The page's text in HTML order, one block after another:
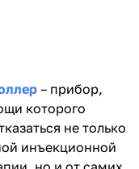
– прибор,
которого
не только
инъекционной